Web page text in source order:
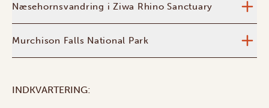
Næsehornsvandring i Ziwa Rhino Sanctuary
Murchison Falls National Park
INDKVARTERING: